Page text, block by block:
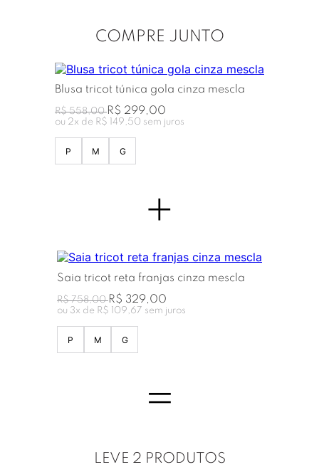
COMPRE JUNTO
Blusa tricot túnica gola cinza mescla
R$ 558,00 R$ 299,00
ou 2x de R$ 149,50 sem juros
P M G
+
Saia tricot reta franjas cinza mescla
R$ 758,00 R$ 329,00
ou 3x de R$ 109,67 sem juros
P M G
=
LEVE 2 PRODUTOS